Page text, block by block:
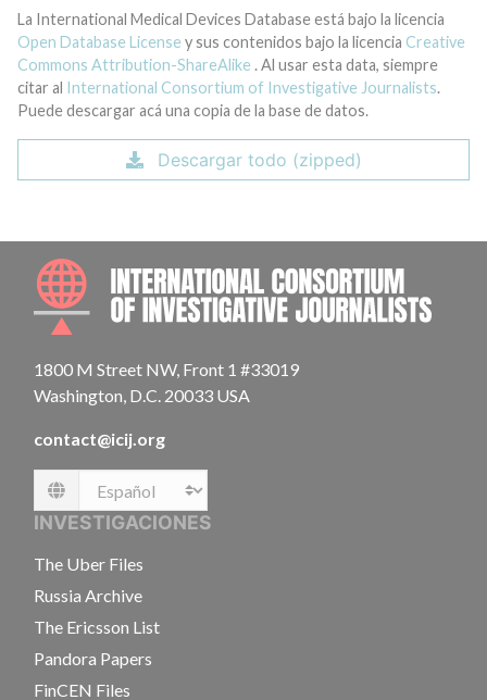
La International Medical Devices Database está bajo la licencia
Open Database License y sus contenidos bajo la licencia Creative
Commons Attribution-ShareAlike . Al usar esta data, siempre
citar al International Consortium of Investigative Journalists.
Puede descargar acá una copia de la base de datos.
Descargar todo (zipped)
1800 M Street NW, Front 1 #33019
Washington, D.C. 20033 USA
contact@icij.org
Language
INVESTIGACIONES
The Uber Files
Russia Archive
The Ericsson List
Pandora Papers
FinCEN Files